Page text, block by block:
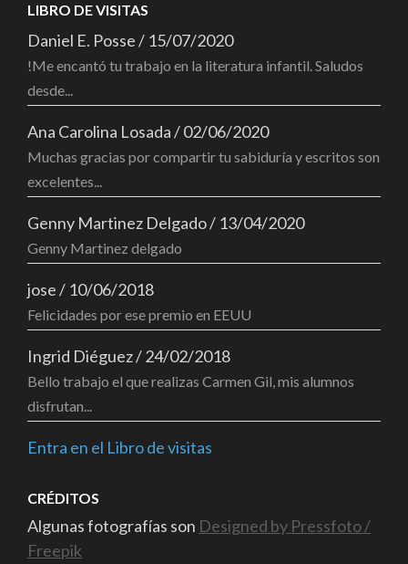
LIBRO DE VISITAS
Daniel E. Posse/ 15/07/2020
!Me encantó tu trabajo en la literatura infantil. Saludos
desde...
Ana Carolina Losada/02/06/2020
Muchas gracias por compartir tu sabiduría y escritos son
excelentes...
Genny Martinez Delgado/ 13/04/2020
Genny Martinez delgado
jose/ 10/06/2018
Felicidades por ese premio en EEUU
Ingrid Diéguez/24/02/2018
Bello trabajo el que realizas Carmen Gil, mis alumnos
disfrutan...
Entra en el Libro de visitas
CRÉDITOS
Algunas fotografías son Designed by Pressfoto /
Freepik